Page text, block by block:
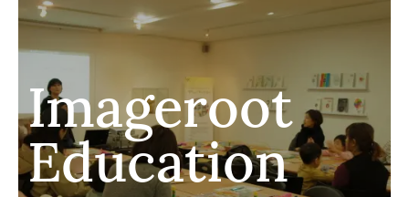
Imageroot
Education